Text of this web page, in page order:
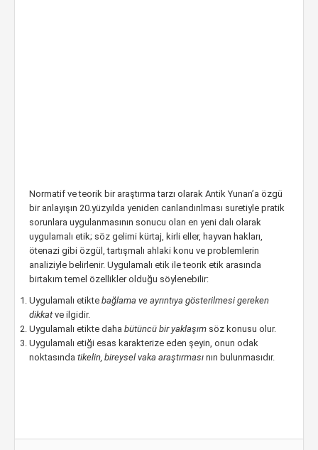
Normatif ve teorik bir araştırma tarzı olarak Antik Yunan’a özgü
bir anlayışın 20.yüzyılda yeniden canlandırılması suretiyle pratik
sorunlara uygulanmasının sonucu olan en yeni dalı olarak
uygulamalı etik; söz gelimi kürtaj, kirli eller, hayvan hakları,
ötenazi gibi özgül, tartışmalı ahlaki konu ve problemlerin
analiziyle belirlenir. Uygulamalı etik ile teorik etik arasında
birtakım temel özellikler olduğu söylenebilir:
Uygulamalı etikte bağlama ve ayrıntıya gösterilmesi gereken
dikkat ve ilgidir.
Uygulamalı etikte daha bütüncü bir yaklaşım söz konusu olur.
Uygulamalı etiği esas karakterize eden şeyin, onun odak
noktasında tikelin, bireysel vaka araştırması nın bulunmasıdır.